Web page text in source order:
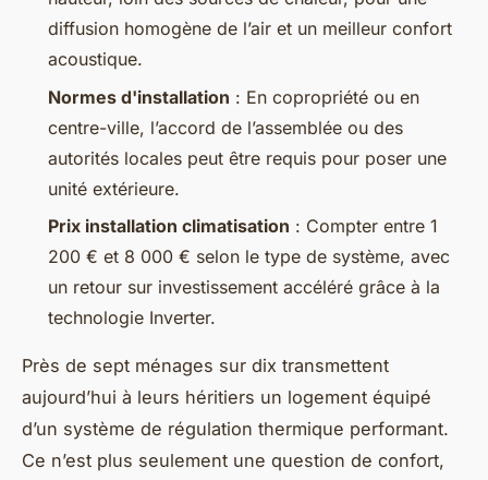
diffusion homogène de l’air et un meilleur confort
acoustique.
Normes d'installation : En copropriété ou en
centre-ville, l’accord de l’assemblée ou des
autorités locales peut être requis pour poser une
unité extérieure.
Prix installation climatisation : Compter entre 1
200 € et 8 000 € selon le type de système, avec
un retour sur investissement accéléré grâce à la
technologie Inverter.
Près de sept ménages sur dix transmettent
aujourd’hui à leurs héritiers un logement équipé
d’un système de régulation thermique performant.
Ce n’est plus seulement une question de confort,